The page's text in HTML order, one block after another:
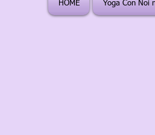
HOME Yoga Con Noi